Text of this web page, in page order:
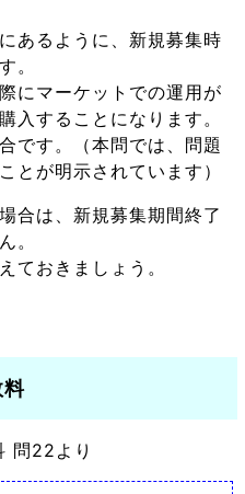
あるように、新規募集時
。
にマーケットでの運用が
入することになります。
です。（本問では、問題
とが明示されています）
合は、新規募集期間終了
。
ておきましょう。
料
問22より